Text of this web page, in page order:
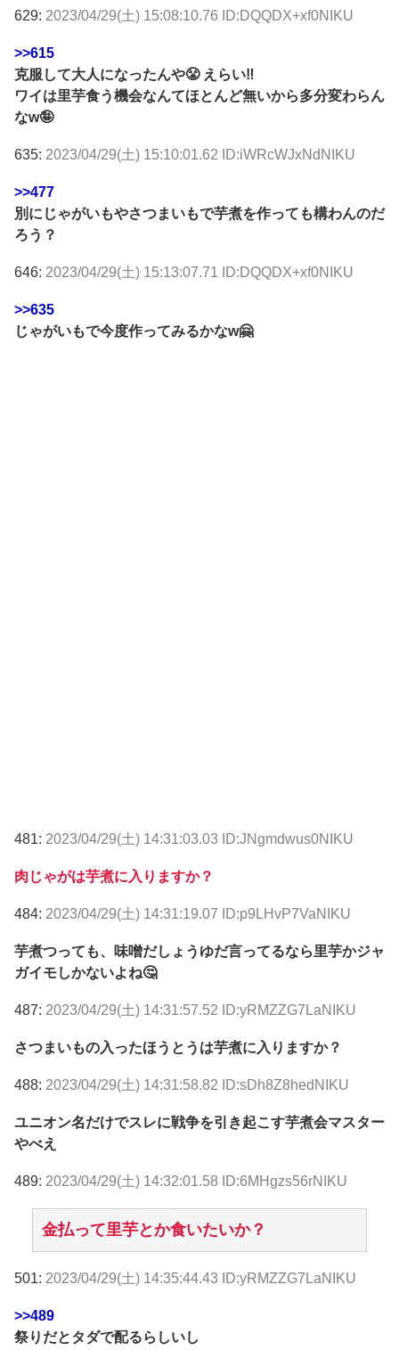
629: 2023/04/29(土) 15:08:10.76 ID:DQQDX+xf0NIKU
>>615
克服して大人になったんや😤 えらい‼︎
ワイは里芋食う機会なんてほとんど無いから多分変わらん
なw🤪
635: 2023/04/29(土) 15:10:01.62 ID:iWRcWJxNdNIKU
>>477
別にじゃがいもやさつまいもで芋煮を作っても構わんのだ
ろう？
646: 2023/04/29(土) 15:13:07.71 ID:DQQDX+xf0NIKU
>>635
じゃがいもで今度作ってみるかなw🤗
481: 2023/04/29(土) 14:31:03.03 ID:JNgmdwus0NIKU
肉じゃがは芋煮に入りますか？
484: 2023/04/29(土) 14:31:19.07 ID:p9LHvP7VaNIKU
芋煮つっても、味噌だしょうゆだ言ってるなら里芋かジャ
ガイモしかないよね🤔
487: 2023/04/29(土) 14:31:57.52 ID:yRMZZG7LaNIKU
さつまいもの入ったほうとうは芋煮に入りますか？
488: 2023/04/29(土) 14:31:58.82 ID:sDh8Z8hedNIKU
ユニオン名だけでスレに戦争を引き起こす芋煮会マスター
やべえ
489: 2023/04/29(土) 14:32:01.58 ID:6MHgzs56rNIKU
金払って里芋とか食いたいか？
501: 2023/04/29(土) 14:35:44.43 ID:yRMZZG7LaNIKU
>>489
祭りだとタダで配るらしいし